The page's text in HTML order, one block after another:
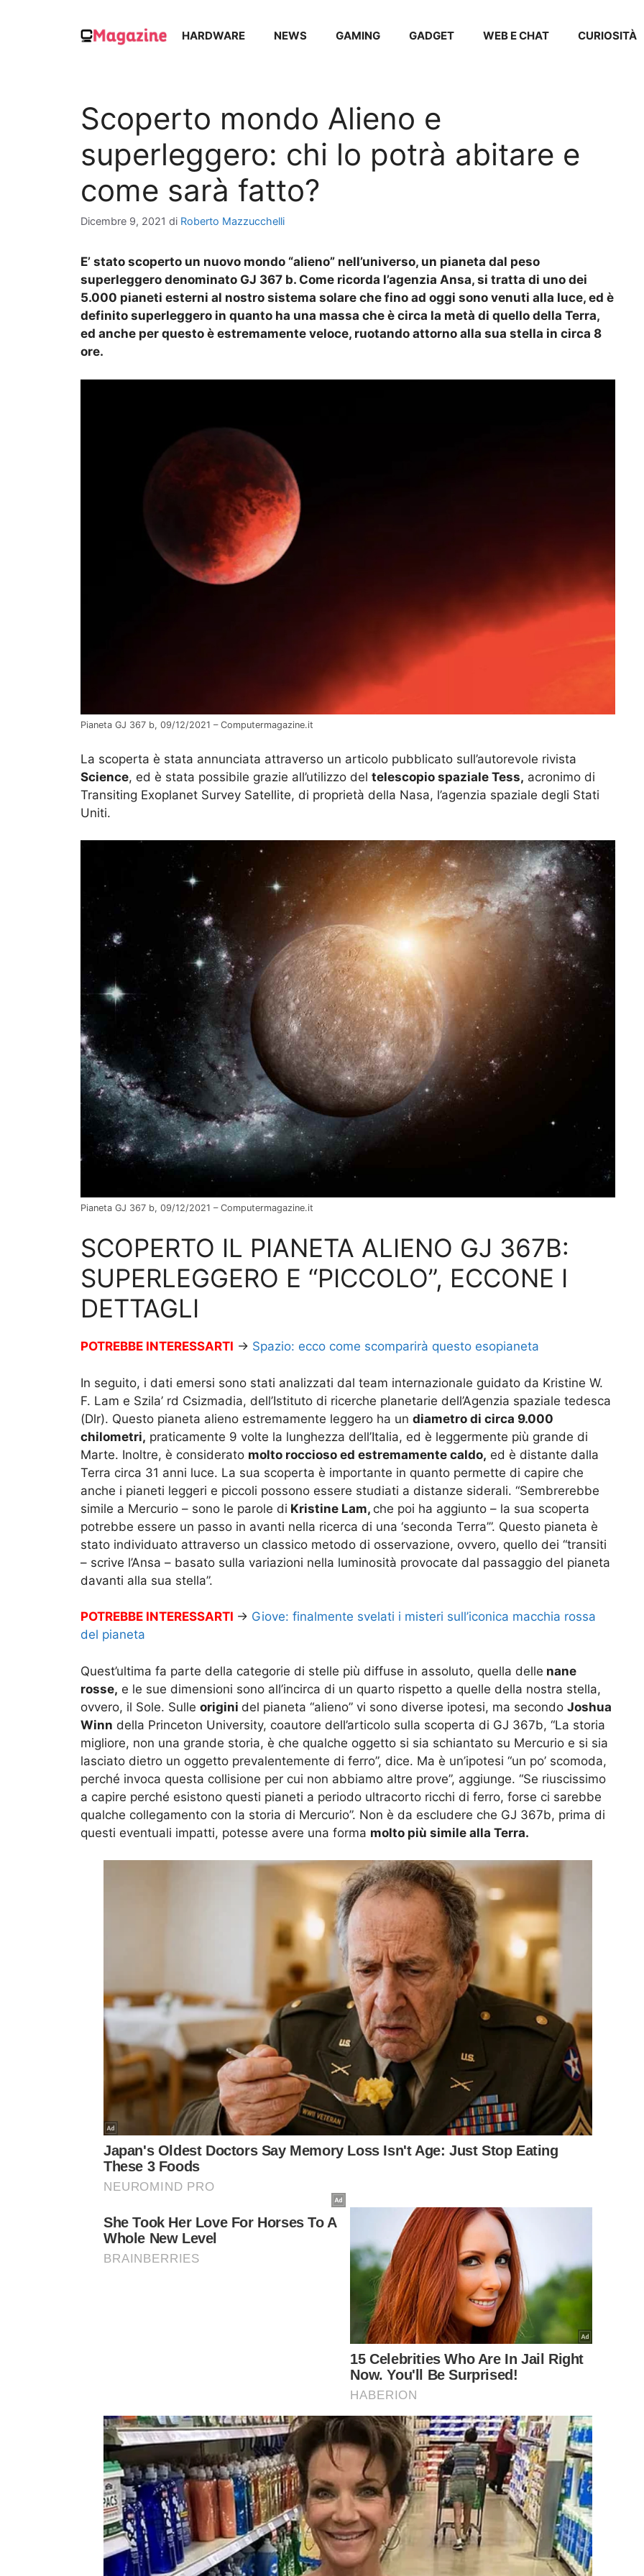
HARDWARE NEWS GAMING GADGET WEB E CHAT CURIOSITÀ
Scoperto mondo Alieno e
superleggero: chi lo potrà abitare e
come sarà fatto?
Dicembre 9, 2021 di Roberto Mazzucchelli
E’ stato scoperto un nuovo mondo “alieno” nell’universo, un pianeta dal peso
superleggero denominato GJ 367 b. Come ricorda l’agenzia Ansa, si tratta di uno dei
5.000 pianeti esterni al nostro sistema solare che fino ad oggi sono venuti alla luce, ed è
definito superleggero in quanto ha una massa che è circa la metà di quello della Terra,
ed anche per questo è estremamente veloce, ruotando attorno alla sua stella in circa 8
ore.
Pianeta GJ 367 b, 09/12/2021 – Computermagazine.it
La scoperta è stata annunciata attraverso un articolo pubblicato sull’autorevole rivista
Science, ed è stata possibile grazie all’utilizzo del telescopio spaziale Tess, acronimo di
Transiting Exoplanet Survey Satellite, di proprietà della Nasa, l’agenzia spaziale degli Stati
Uniti.
Pianeta GJ 367 b, 09/12/2021 – Computermagazine.it
SCOPERTO IL PIANETA ALIENO GJ 367B:
SUPERLEGGERO E “PICCOLO”, ECCONE I
DETTAGLI
POTREBBE INTERESSARTI → Spazio: ecco come scomparirà questo esopianeta
In seguito, i dati emersi sono stati analizzati dal team internazionale guidato da Kristine W.
F. Lam e Szila’ rd Csizmadia, dell’Istituto di ricerche planetarie dell’Agenzia spaziale tedesca
(Dlr). Questo pianeta alieno estremamente leggero ha un diametro di circa 9.000
chilometri, praticamente 9 volte la lunghezza dell’Italia, ed è leggermente più grande di
Marte. Inoltre, è considerato molto roccioso ed estremamente caldo, ed è distante dalla
Terra circa 31 anni luce. La sua scoperta è importante in quanto permette di capire che
anche i pianeti leggeri e piccoli possono essere studiati a distanze siderali. “Sembrerebbe
simile a Mercurio – sono le parole di Kristine Lam, che poi ha aggiunto – la sua scoperta
potrebbe essere un passo in avanti nella ricerca di una ‘seconda Terra’”. Questo pianeta è
stato individuato attraverso un classico metodo di osservazione, ovvero, quello dei “transiti
– scrive l’Ansa – basato sulla variazioni nella luminosità provocate dal passaggio del pianeta
davanti alla sua stella”.
POTREBBE INTERESSARTI → Giove: finalmente svelati i misteri sull’iconica macchia rossa
del pianeta
Quest’ultima fa parte della categorie di stelle più diffuse in assoluto, quella delle nane
rosse, e le sue dimensioni sono all’incirca di un quarto rispetto a quelle della nostra stella,
ovvero, il Sole. Sulle origini del pianeta “alieno” vi sono diverse ipotesi, ma secondo Joshua
Winn della Princeton University, coautore dell’articolo sulla scoperta di GJ 367b, “La storia
migliore, non una grande storia, è che qualche oggetto si sia schiantato su Mercurio e si sia
lasciato dietro un oggetto prevalentemente di ferro”, dice. Ma è un’ipotesi “un po’ scomoda,
perché invoca questa collisione per cui non abbiamo altre prove”, aggiunge. “Se riuscissimo
a capire perché esistono questi pianeti a periodo ultracorto ricchi di ferro, forse ci sarebbe
qualche collegamento con la storia di Mercurio”. Non è da escludere che GJ 367b, prima di
questi eventuali impatti, potesse avere una forma molto più simile alla Terra.